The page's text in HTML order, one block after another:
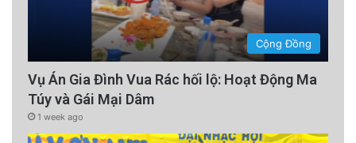
Cộng Đồng
Vụ Án Gia Đình Vua Rác hối lộ: Hoạt Động Ma
Túy và Gái Mại Dâm
1 week ago